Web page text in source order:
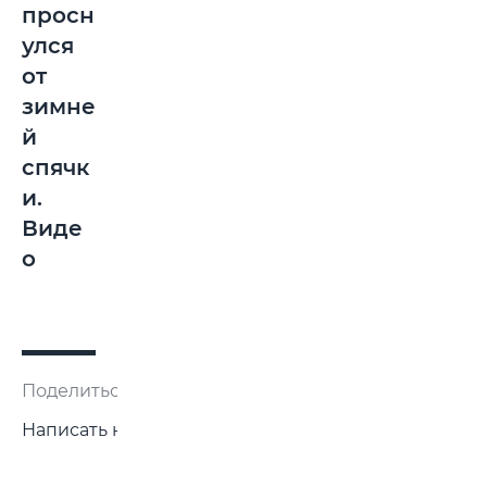
просн
улся
от
зимне
й
спячк
и.
Виде
о
Поделиться:
Написать нам